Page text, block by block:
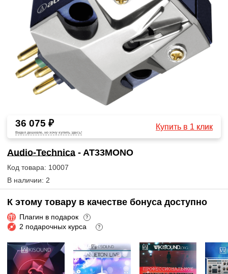
36 075 ₽
Видел дешевле, но хочу купить здесь!
Купить в 1 клик
Audio-Technica - AT33MONO
Код товара: 10007
В наличии: 2
К этому товару в качестве бонуса доступно
Плагин в подарок ?
2 подарочных курса ?